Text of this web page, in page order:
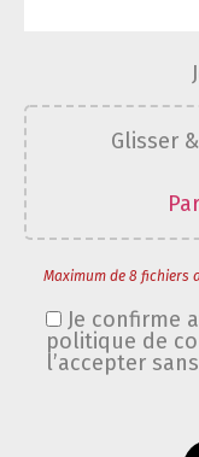
Glisser
Maximum de 8 fichiers
Je confirme
politique de
l’accepter